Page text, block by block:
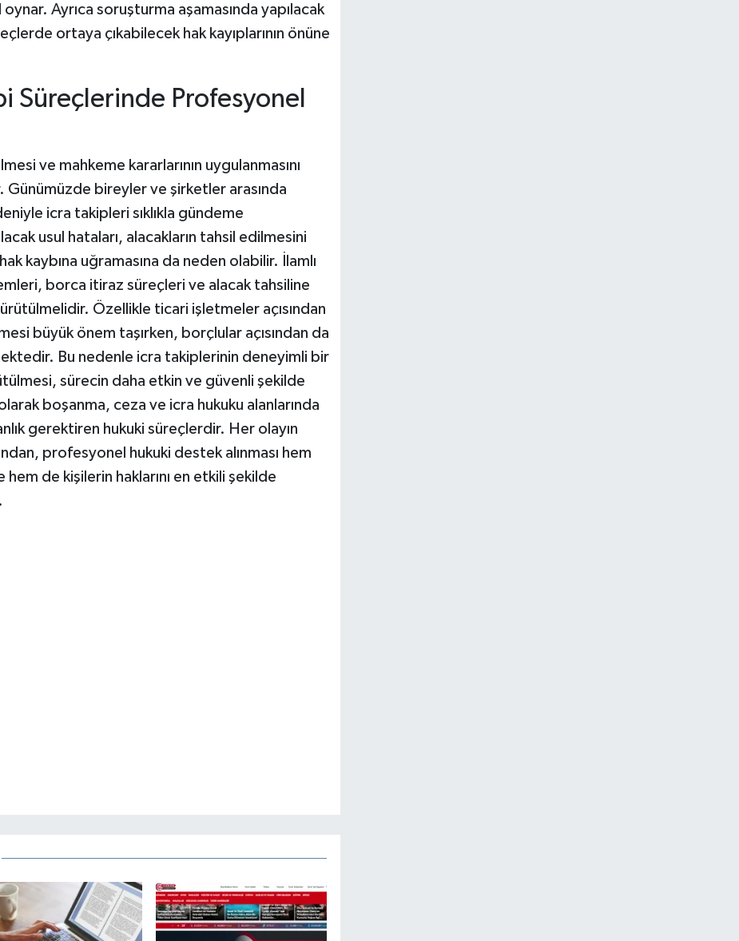
oynar. Ayrıca soruşturma aşamasında yapılacak
ortaya çıkabilecek hak kayıplarının önüne
Süreçlerinde Profesyonel
ve mahkeme kararlarının uygulanmasını
Günümüzde bireyler ve şirketler arasında
icra takipleri sıklıkla gündeme
usul hataları, alacakların tahsil edilmesini
kaybına uğramasına da neden olabilir. İlamlı
borca itiraz süreçleri ve alacak tahsiline
Özellikle ticari işletmeler açısından
büyük önem taşırken, borçlular açısından da
Bu nedenle icra takiplerinin deneyimli bir
sürecin daha etkin ve güvenli şekilde
boşanma, ceza ve icra hukuku alanlarında
gerektiren hukuki süreçlerdir. Her olayın
profesyonel hukuki destek alınması hem
de kişilerin haklarını en etkili şekilde